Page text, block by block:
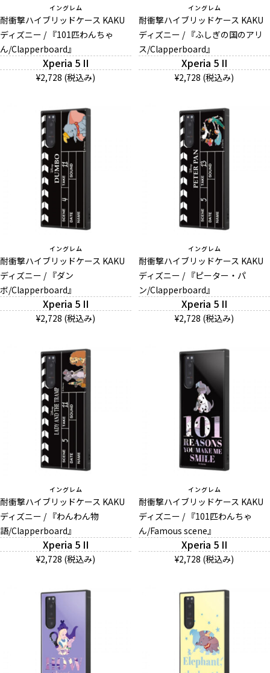
イングレム
耐衝撃ハイブリッドケース KAKU
ディズニー / 『101匹わんちゃ
ん/Clapperboard』
Xperia 5 II
¥2,728 (税込み)
イングレム
耐衝撃ハイブリッドケース KAKU
ディズニー / 『ふしぎの国のアリ
ス/Clapperboard』
Xperia 5 II
¥2,728 (税込み)
イングレム
耐衝撃ハイブリッドケース KAKU
ディズニー / 『ダン
ボ/Clapperboard』
Xperia 5 II
¥2,728 (税込み)
イングレム
耐衝撃ハイブリッドケース KAKU
ディズニー / 『ピーター・パ
ン/Clapperboard』
Xperia 5 II
¥2,728 (税込み)
イングレム
耐衝撃ハイブリッドケース KAKU
ディズニー / 『わんわん物
語/Clapperboard』
Xperia 5 II
¥2,728 (税込み)
イングレム
耐衝撃ハイブリッドケース KAKU
ディズニー / 『101匹わんちゃ
ん/Famous scene』
Xperia 5 II
¥2,728 (税込み)